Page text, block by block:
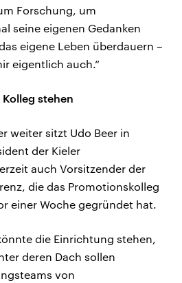
Forschung, um
seine eigenen Gedanken
eigene Leben überdauern –
eigentlich auch.“
stehen
weiter sitzt Udo Beer in
der Kieler
auch Vorsitzender der
die das Promotionskolleg
einer Woche gegründet hat.
die Einrichtung stehen,
deren Dach sollen
von